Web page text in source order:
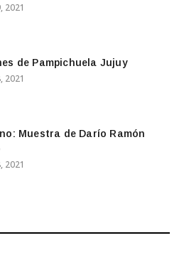
2021
de Pampichuela Jujuy
2021
Muestra de Darío Ramón
2021